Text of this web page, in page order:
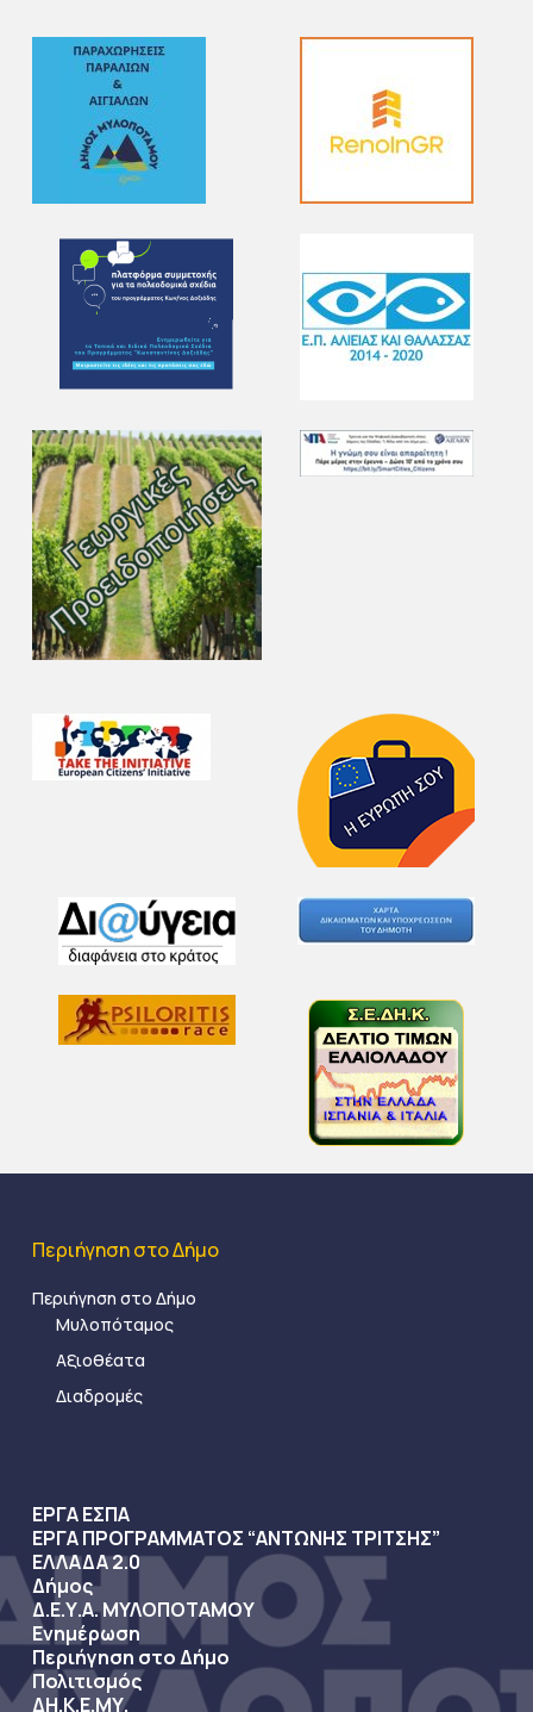
Περιήγηση στο Δήμο
Περιήγηση στο Δήμο
Μυλοπόταμος
Αξιοθέατα
Διαδρομές
ΕΡΓΑ ΕΣΠΑ
ΕΡΓΑ ΠΡΟΓΡΑΜΜΑΤΟΣ “ΑΝΤΩΝΗΣ ΤΡΙΤΣΗΣ”
ΕΛΛΑΔΑ 2.0
Δήμος
Δ.Ε.Υ.Α. ΜΥΛΟΠΟΤΑΜΟΥ
Ενημέρωση
Περιήγηση στο Δήμο
Πολιτισμός
ΔΗ.Κ.Ε.ΜΥ.